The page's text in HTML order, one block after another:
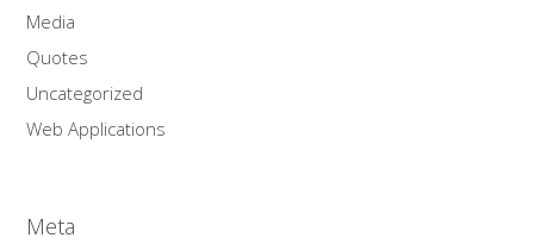
Media
Quotes
Uncategorized
Web Applications
Meta